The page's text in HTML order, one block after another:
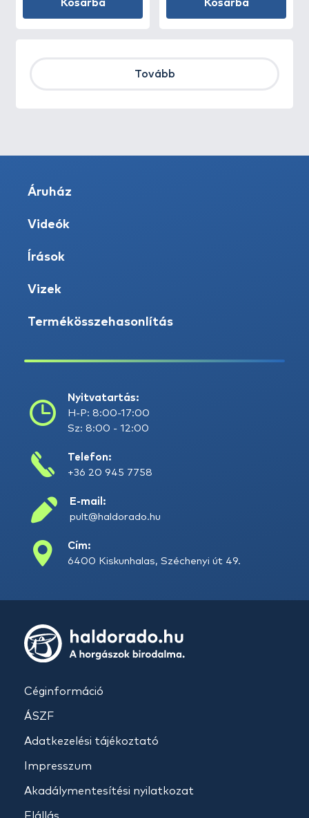
Kosárba Kosárba
Tovább
Áruház
Videók
Írások
Vizek
Termékösszehasonlítás
Nyitvatartás:
H-P: 8:00-17:00
Sz: 8:00 - 12:00
Telefon:
+36 20 945 7758
E-mail:
pult@haldorado.hu
Cím:
6400 Kiskunhalas, Széchenyi út 49.
Céginformáció
ÁSZF
Adatkezelési tájékoztató
Impresszum
Akadálymentesítési nyilatkozat
Elállás